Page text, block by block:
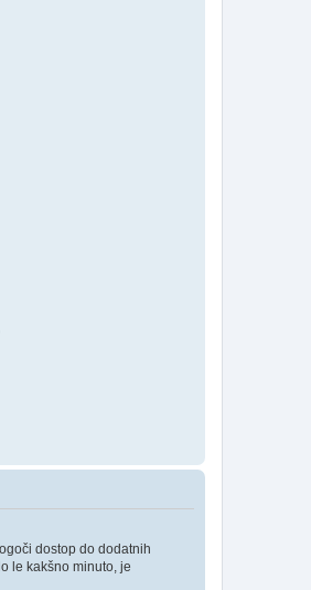
dostop do dodatnih
le kakšno minuto, je